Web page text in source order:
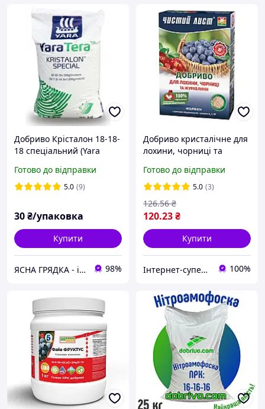
Добриво Крісталон 18-18-
18 спеціальний (Yara
Готово до відправки
5.0 (9)
30₴/упаковка
Купити
ЯСНА ГРЯДКА - інтернет-магазин якісного насіння овочів та квітів 98%
Добриво кристалічне для
лохини, чорниці та
Готово до відправки
5.0 (3)
120.23₴
126.56 ₴
Купити
Інтернет-супермаркет 7 СОТОК 100%